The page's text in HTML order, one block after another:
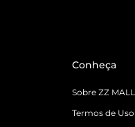
Conheça
Sobre ZZ MALL
Termos de Uso